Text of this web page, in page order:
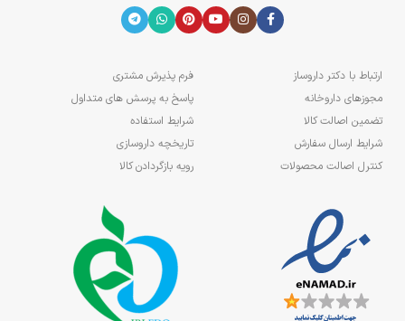
ارتباط با دکتر داروساز
مجوزهای داروخانه
تضمین اصالت کالا
شرایط ارسال سفارش
کنترل اصالت محصولات
فرم پذیرش مشتری
پاسخ به پرسش های متداول
شرایط استفاده
تاریخچه داروسازی
رویه بازگردادن کالا